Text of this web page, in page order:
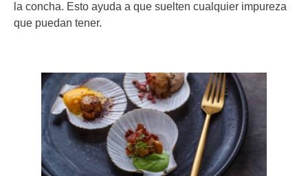
la concha. Esto ayuda a que suelten cualquier impureza
que puedan tener.